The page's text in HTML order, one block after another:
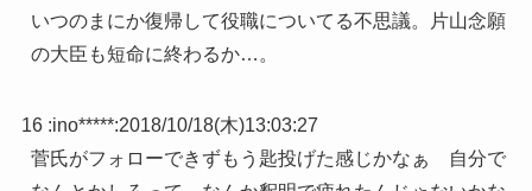
いつのまにか復帰して役職についてる不思議。片山念願
の大臣も短命に終わるか…。
16 :ino*****:2018/10/18(木)13:03:27
菅氏がフォローできずもう匙投げた感じかなぁ 自分で